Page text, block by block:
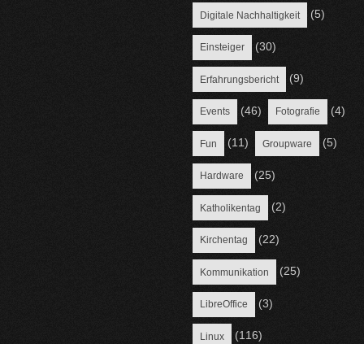
Digitale Nachhaltigkeit (5)
Einsteiger (30)
Erfahrungsbericht (9)
Events (46) Fotografie (4)
Fun (11) Groupware (5)
Hardware (25)
Katholikentag (2)
Kirchentag (22)
Kommunikation (25)
LibreOffice (3)
Linux (116)